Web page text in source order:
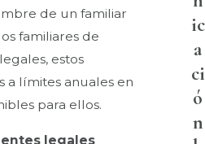
de un familiar
familiares de
estos
a límites anuales en
para ellos.
legales
ic
a
ci
ó
n